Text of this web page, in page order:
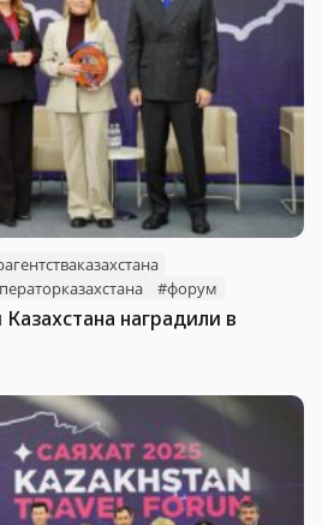
#форум
наградили в